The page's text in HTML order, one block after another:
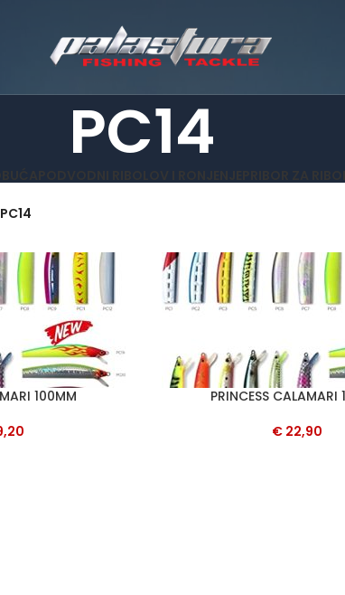
PC14
PC14
100MM
ODABERI OPCIJEPRINCESS CALAMARI
€22,90